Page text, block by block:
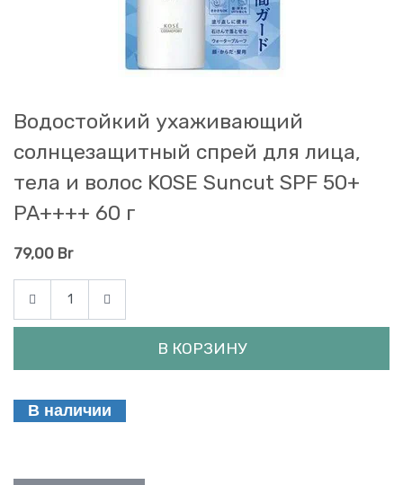
Водостойкий ухаживающий
солнцезащитный спрей для лица,
тела и волос KOSE Suncut SPF 50+
PA++++ 60 г
79,00 Br
В КОРЗИНУ
В наличии